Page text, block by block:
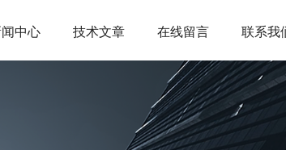
中心 技术文章 在线留言 联系我